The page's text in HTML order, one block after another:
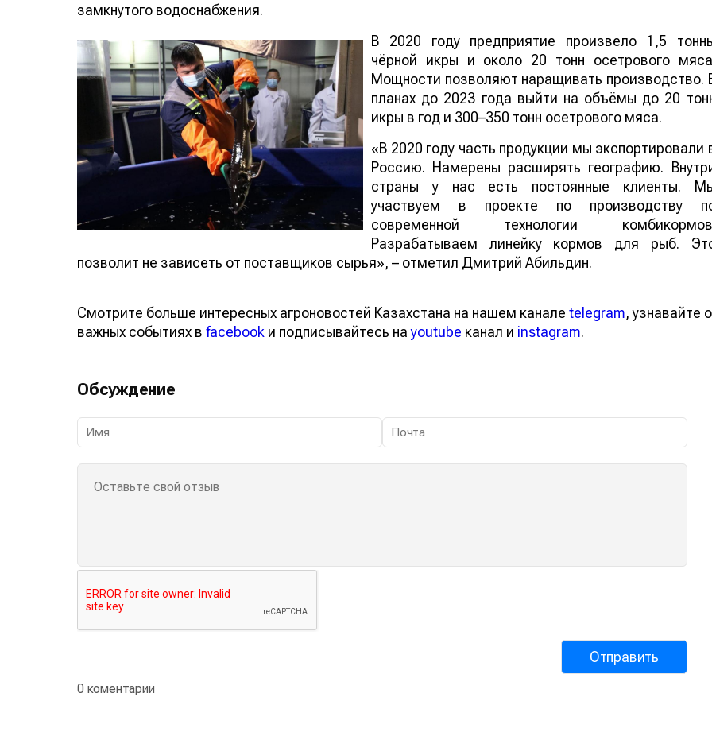
замкнутого водоснабжения.
В 2020 году предприятие произвело 1,5
чёрной икры и около 20 тонн осетрового
Мощности позволяют наращивать производство.
планах до 2023 года выйти на объёмы до 20
икры в год и 300–350 тонн осетрового мяса.
«В 2020 году часть продукции мы экспортировали
Россию. Намерены расширять географию.
страны у нас есть постоянные клиенты.
участвуем в проекте по производству
современной технологии
Разрабатываем линейку кормов для рыб.
позволит не зависеть от поставщиков сырья», – отметил Дмитрий Абильдин.
Смотрите больше интересных агроновостей Казахстана на нашем канале telegram, узнавайте о
важных событиях в facebook и подписывайтесь наyoutube канал и instagram.
Обсуждение
0 коментарии